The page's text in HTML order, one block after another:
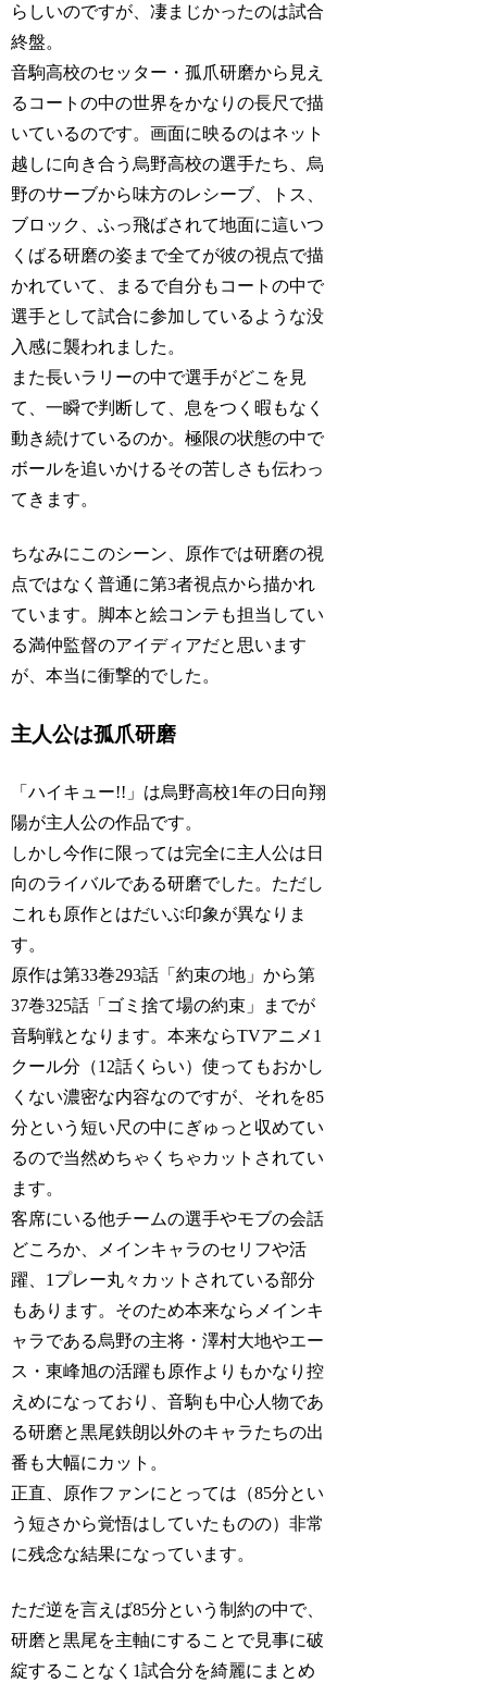
らしいのですが、凄まじかったのは試合
終盤。
音駒高校のセッター・孤爪研磨から見え
るコートの中の世界をかなりの長尺で描
いているのです。画面に映るのはネット
越しに向き合う烏野高校の選手たち、烏
野のサーブから味方のレシーブ、トス、
ブロック、ふっ飛ばされて地面に這いつ
くばる研磨の姿まで全てが彼の視点で描
かれていて、まるで自分もコートの中で
選手として試合に参加しているような没
入感に襲われました。
また長いラリーの中で選手がどこを見
て、一瞬で判断して、息をつく暇もなく
動き続けているのか。極限の状態の中で
ボールを追いかけるその苦しさも伝わっ
てきます。
ちなみにこのシーン、原作では研磨の視
点ではなく普通に第3者視点から描かれ
ています。脚本と絵コンテも担当してい
る満仲監督のアイディアだと思います
が、本当に衝撃的でした。
主人公は孤爪研磨
「ハイキュー!!」は烏野高校1年の日向翔
陽が主人公の作品です。
しかし今作に限っては完全に主人公は日
向のライバルである研磨でした。ただし
これも原作とはだいぶ印象が異なりま
す。
原作は第33巻293話「約束の地」から第
37巻325話「ゴミ捨て場の約束」までが
音駒戦となります。本来ならTVアニメ1
クール分（12話くらい）使ってもおかし
くない濃密な内容なのですが、それを85
分という短い尺の中にぎゅっと収めてい
るので当然めちゃくちゃカットされてい
ます。
客席にいる他チームの選手やモブの会話
どころか、メインキャラのセリフや活
躍、1プレー丸々カットされている部分
もあります。そのため本来ならメインキ
ャラである烏野の主将・澤村大地やエー
ス・東峰旭の活躍も原作よりもかなり控
えめになっており、音駒も中心人物であ
る研磨と黒尾鉄朗以外のキャラたちの出
番も大幅にカット。
正直、原作ファンにとっては（85分とい
う短さから覚悟はしていたものの）非常
に残念な結果になっています。
ただ逆を言えば85分という制約の中で、
研磨と黒尾を主軸にすることで見事に破
綻することなく1試合分を綺麗にまとめ